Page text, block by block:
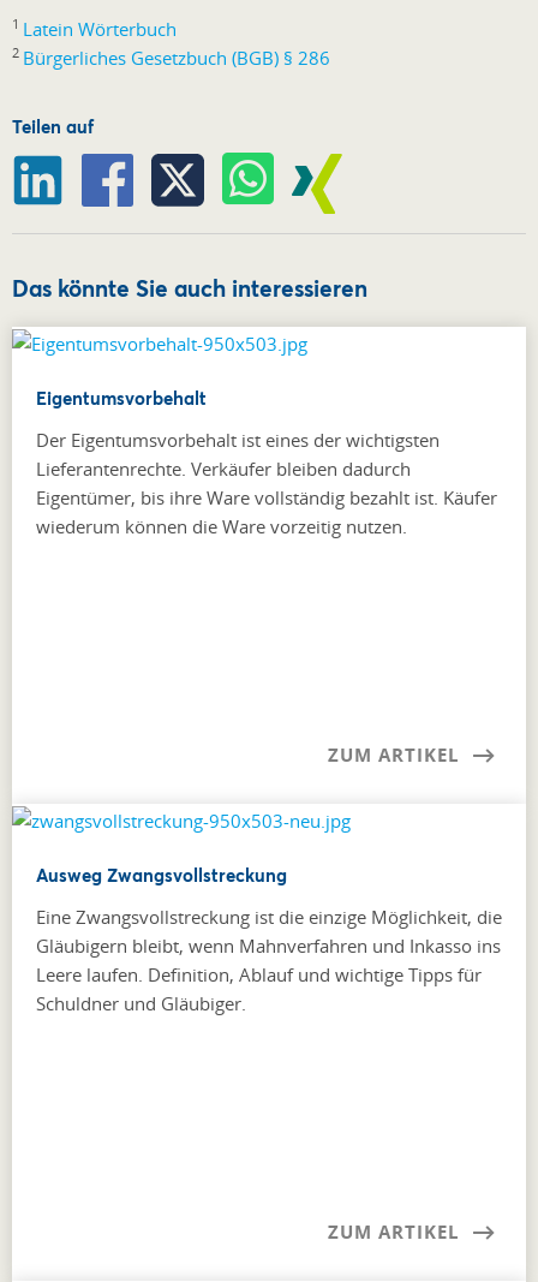
1 Latein Wörterbuch
2 Bürgerliches Gesetzbuch (BGB) § 286
Teilen auf
Das könnte Sie auch interessieren
Eigentumsvorbehalt
Der Eigentumsvorbehalt ist eines der wichtigsten
Lieferantenrechte. Verkäufer bleiben dadurch
Eigentümer, bis ihre Ware vollständig bezahlt ist. Käufer
wiederum können die Ware vorzeitig nutzen.
ZUM ARTIKEL
Ausweg Zwangsvollstreckung
Eine Zwangsvollstreckung ist die einzige Möglichkeit, die
Gläubigern bleibt, wenn Mahnverfahren und Inkasso ins
Leere laufen. Definition, Ablauf und wichtige Tipps für
Schuldner und Gläubiger.
ZUM ARTIKEL